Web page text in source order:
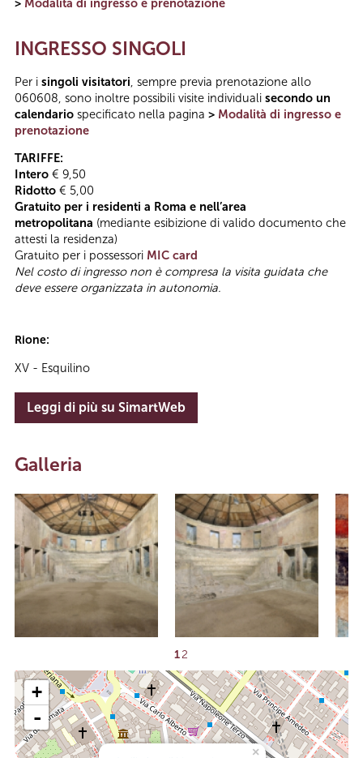
> Modalità di ingresso e prenotazione
INGRESSO SINGOLI
Per i singoli visitatori, sempre previa prenotazione allo
060608, sono inoltre possibili visite individuali secondo un
calendario specificato nella pagina > Modalità di ingresso e
prenotazione
TARIFFE:
Intero € 9,50
Ridotto € 5,00
Gratuito per i residenti a Roma e nell’area
metropolitana (mediante esibizione di valido documento che
attesti la residenza)
Gratuito per i possessori MIC card
Nel costo di ingresso non è compresa la visita guidata che
deve essere organizzata in autonomia.
Rione:
XV - Esquilino
Leggi di più su SimartWeb
Galleria
12
×
+
-